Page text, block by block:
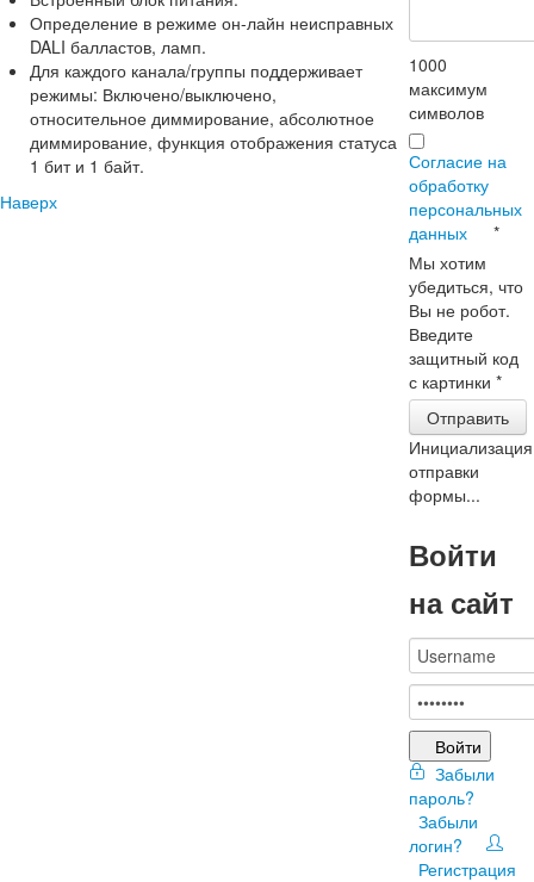
Определение в режиме он-лайн неисправных
DALI балластов, ламп.
Для каждого канала/группы поддерживает
режимы: Включено/выключено,
относительное диммирование, абсолютное
диммирование, функция отображения статуса
1 бит и 1 байт.
Наверх
1000
максимум
символов
Согласие на
обработку
персональных
данных
*
Мы хотим
убедиться, что
Вы не робот.
Введите
защитный код
с картинки*
Отправить
Инициализация
отправки
формы...
Войти
на сайт
Войти
Забыли
пароль?
Забыли
логин?
Регистрация